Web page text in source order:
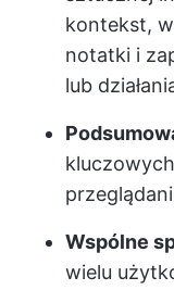
kontekst,
notatki i
lub
Wspólne
wielu